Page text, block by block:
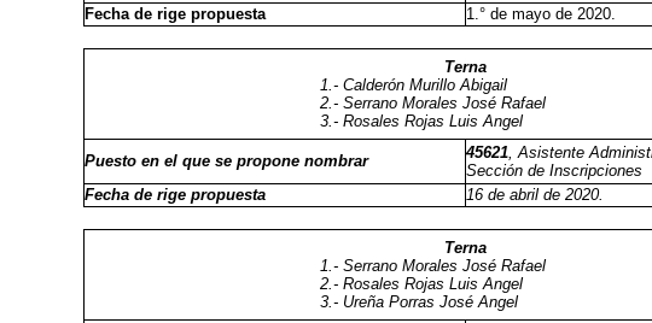
Fecha de rige propuesta
1.° de mayo de 2020.
Terna
1.- Calderón Murillo Abigail
2.- Serrano Morales José Rafael
3.- Rosales Rojas Luis Angel
Puesto en el que se propone nombrar 45621, Asistente
Sección de Inscripciones
Fecha de rige propuesta
16 de abril de 2020.
Terna
1.- Serrano Morales José Rafael
2.- Rosales Rojas Luis Angel
3.- Ureña Porras José Angel